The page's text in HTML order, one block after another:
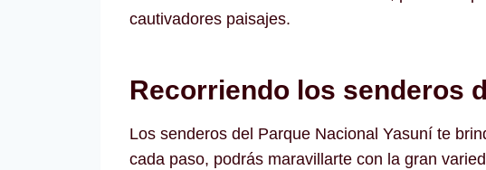
cautivadores paisajes.
Recorriendo los senderos
Los senderos del Parque Nacional Yasuní te
cada paso, podrás maravillarte con la gran